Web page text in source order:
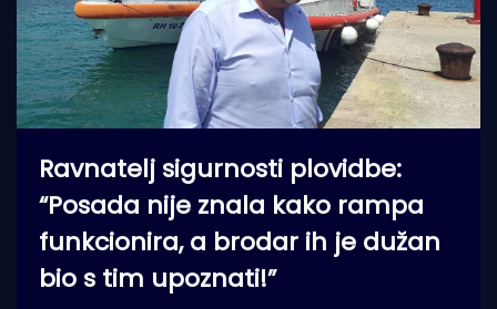
Ravnatelj sigurnosti plovidbe:
“Posada nije znala kako rampa
funkcionira, a brodar ih je dužan
bio s tim upoznati!”